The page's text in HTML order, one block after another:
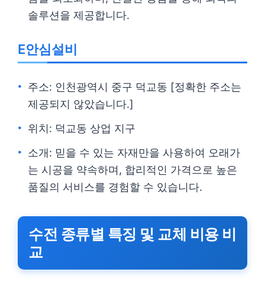
솔루션을 제공합니다.
E안심설비
주소: 인천광역시 중구 덕교동 [정확한 주소는
제공되지 않았습니다.]
위치: 덕교동 상업 지구
소개: 믿을 수 있는 자재만을 사용하여 오래가
는 시공을 약속하며, 합리적인 가격으로 높은
품질의 서비스를 경험할 수 있습니다.
수전 종류별 특징 및 교체 비용 비
교